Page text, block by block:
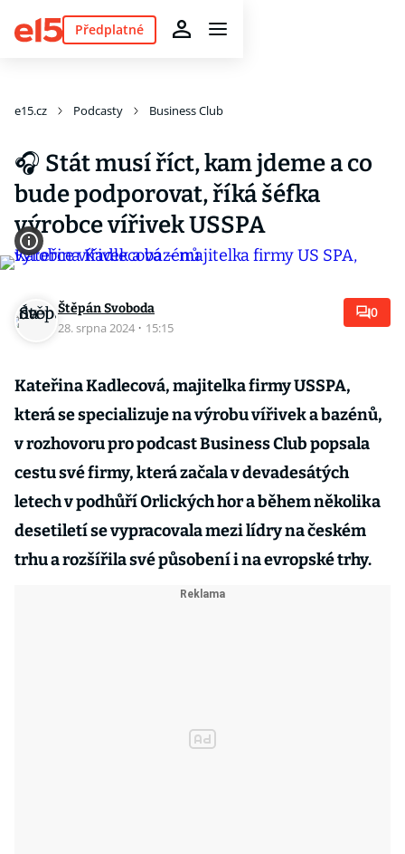
Předplatné
e15.cz Podcasty Business Club
🎧 Stát musí říct, kam jdeme a co
bude podporovat, říká šéfka
výrobce vířivek USSPA
Štěpán Svoboda
28. srpna 2024 · 15:15
0
Kateřina Kadlecová, majitelka firmy USSPA,
která se specializuje na výrobu vířivek a bazénů,
v rozhovoru pro podcast Business Club popsala
cestu své firmy, která začala v devadesátých
letech v podhůří Orlických hor a během několika
desetiletí se vypracovala mezi lídry na českém
trhu a rozšířila své působení i na evropské trhy.